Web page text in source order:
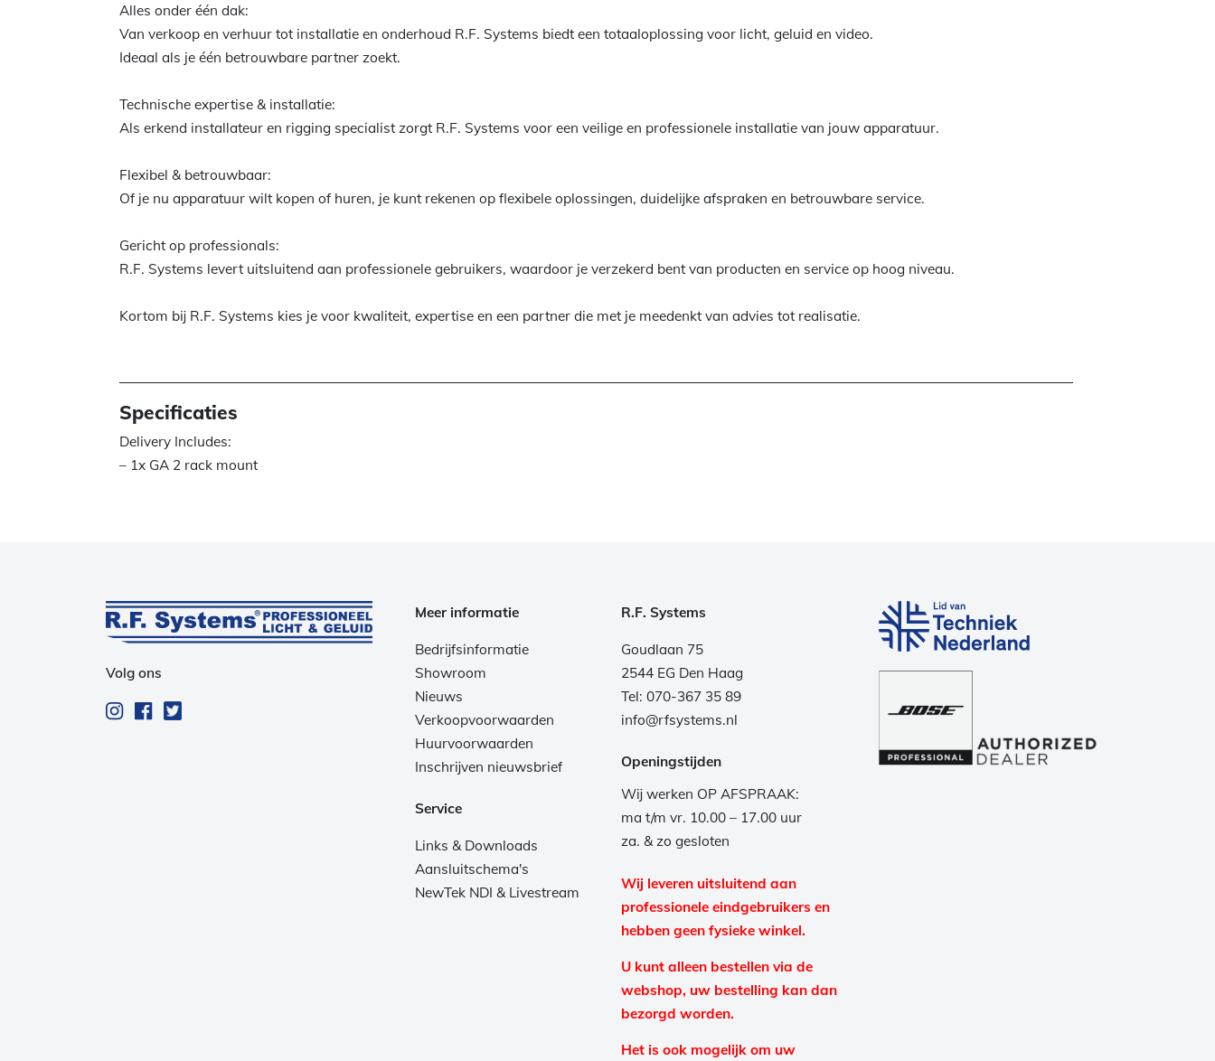
Alles onder één dak:
Van verkoop en verhuur tot installatie en onderhoud R.F. Systems biedt een totaaloplossing voor licht, geluid en video.
Ideaal als je één betrouwbare partner zoekt.
Technische expertise & installatie:
Als erkend installateur en rigging specialist zorgt R.F. Systems voor een veilige en professionele installatie van jouw apparatuur.
Flexibel & betrouwbaar:
Of je nu apparatuur wilt kopen of huren, je kunt rekenen op flexibele oplossingen, duidelijke afspraken en betrouwbare service.
Gericht op professionals:
R.F. Systems levert uitsluitend aan professionele gebruikers, waardoor je verzekerd bent van producten en service op hoog niveau.
Kortom bij R.F. Systems kies je voor kwaliteit, expertise en een partner die met je meedenkt van advies tot realisatie.
Specificaties
Delivery Includes:
– 1x GA 2 rack mount
Volg ons
Meer informatie
Bedrijfsinformatie
Showroom
Nieuws
Verkoopvoorwaarden
Huurvoorwaarden
Inschrijven nieuwsbrief
Service
Links & Downloads
Aansluitschema's
NewTek NDI & Livestream
R.F. Systems
Goudlaan 75
2544 EG Den Haag
Tel: 070-367 35 89
info@rfsystems.nl
Openingstijden
Wij werken OP AFSPRAAK:
ma t/m vr. 10.00 – 17.00 uur
za. & zo gesloten
Wij leveren uitsluitend aan
professionele eindgebruikers en
hebben geen fysieke winkel.
U kunt alleen bestellen via de
webshop, uw bestelling kan dan
bezorgd worden.
Het is ook mogelijk om uw